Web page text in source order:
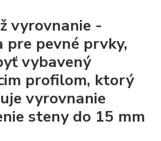
vyrovnanie -
pre pevné prvky,
vybavený
profilom, ktorý
vyrovnanie
steny do 15 mm